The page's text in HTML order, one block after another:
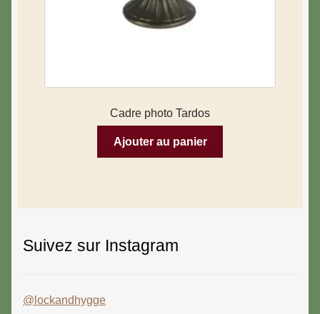
Cadre photo Tardos
Ajouter au panier
Suivez sur Instagram
@lockandhygge